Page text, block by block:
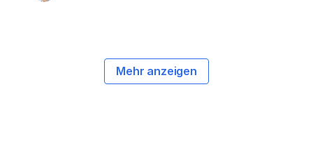
Mehr anzeigen